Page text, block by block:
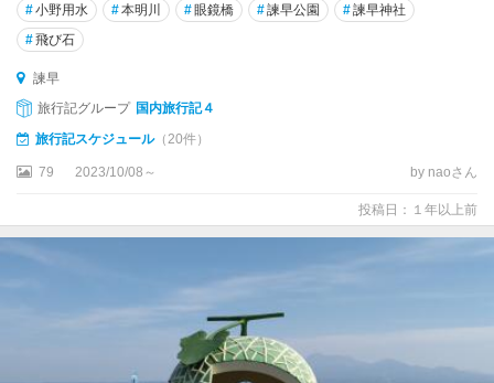
#小野用水 #本明川 # 眼鏡橋 #諫早公園 #諫早神社
#飛び石
諫早
旅行記グループ 国内旅行記４
旅行記スケジュール（20件）
79 2023/10/08～ by naoさん
投稿日：１年以上前